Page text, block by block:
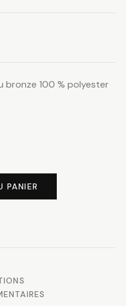
bronze 100 % polyester
PANIER